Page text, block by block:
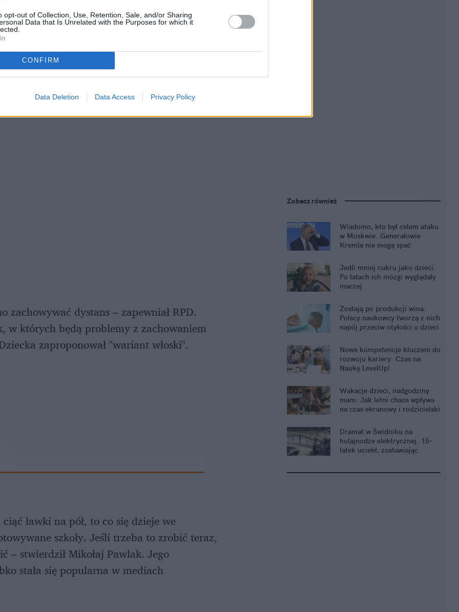
opt-out of Collection, Use, Retention, Sale, and/or Sharing
Data that Is Unrelated with the Purposes for which it
CONFIRM
Data Deletion Data Access Privacy Policy
zachowywać dystans – zapewniał RPD.
w których będą problemy z zachowaniem
zaproponował "wariant włoski".
ławki na pół, to co się dzieje we
szkoły. Jeśli trzeba to zrobić teraz,
– stwierdził Mikołaj Pawlak. Jego
stała się popularna w mediach
Zobacz również
Wiadomo, kto był celem ataku
w Moskwie. Generałowie
Kremla nie mogą spać
Jedli mniej cukru jako dzieci.
Po latach ich mózgi wyglądały
inaczej
Zostają po produkcji wina.
Polscy naukowcy tworzą z nich
napój przeciw otyłości u dzieci
Nowe kompetencje kluczem do
rozwoju kariery. Czas na
Naukę LevelUp!
Wakacje dzieci, nadgodziny
mam. Jak letni chaos wpływa
na czas ekranowy i rodzicielski
Dramat w Świdniku na
hulajnodze elektrycznej. 15-
latek uciekł, zostawiając